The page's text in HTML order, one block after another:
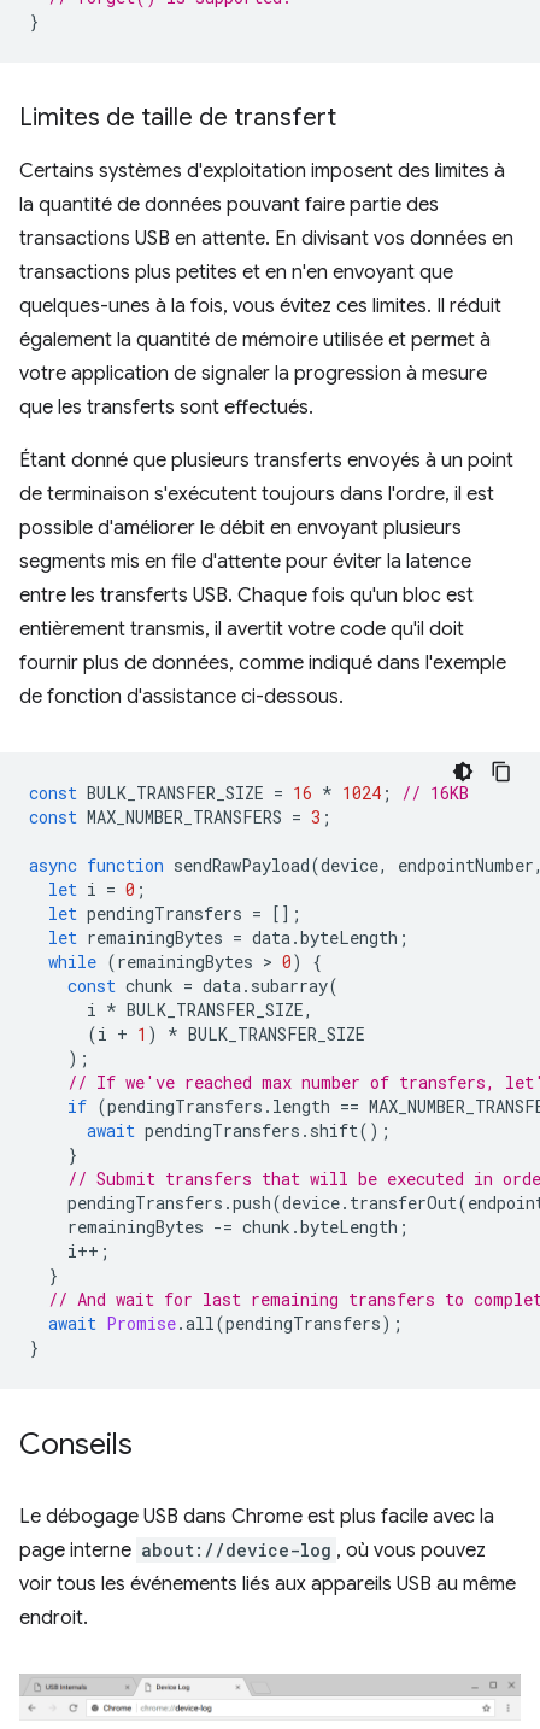
}
Limites de taille de transfert
Certains systèmes d'exploitation imposent des limites à
la quantité de données pouvant faire partie des
transactions USB en attente. En divisant vos données en
transactions plus petites et en n'en envoyant que
quelques-unes à la fois, vous évitez ces limites. Il réduit
également la quantité de mémoire utilisée et permet à
votre application de signaler la progression à mesure
que les transferts sont effectués.
Étant donné que plusieurs transferts envoyés à un point
de terminaison s'exécutent toujours dans l'ordre, il est
possible d'améliorer le débit en envoyant plusieurs
segments mis en file d'attente pour éviter la latence
entre les transferts USB. Chaque fois qu'un bloc est
entièrement transmis, il avertit votre code qu'il doit
fournir plus de données, comme indiqué dans l'exemple
de fonction d'assistance ci-dessous.
const BULK_TRANSFER_SIZE = 16 * 1024 ;
// 16KB
const MAX_NUMBER_TRANSFERS = 3 ;
async function sendRawPayload(device, endpointNumber
let i = 0 ;
let pendingTransfers = [];
let remainingBytes = data.byteLength ;
while (remainingBytes > 0)
{
const chunk = data. subarray(
i * BULK_TRANSFER_SIZE,
(i + 1 ) * BULK_TRANSFER_SIZE
);
// If we've reached max number of transfers,
if (pendingTransfers . length ==
await pendingTransfers . shift();
}
// Submit transfers that will be executed in
pendingTransfers .push(device. transferOut(
remainingBytes -= chunk .byteLength ;
i++ ;
}
// And wait for last remaining transfers to
await Promise.all(pendingTransfers);
}
Conseils
Le débogage USB dans Chrome est plus facile avec la
page interne about://device-log , où vous pouvez
voir tous les événements liés aux appareils USB au même
endroit.